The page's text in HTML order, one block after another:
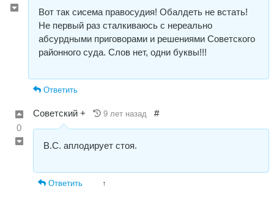
Вот так сисема правосудия! Обалдеть не встать!
Не первый раз сталкиваюсь с нереально
абсурдными приговорами и решениями Советского
районного суда. Слов нет, одни буквы!!!
Ответить
0
Советский + 9 лет назад #
В.С. аплодирует стоя.
Ответить ↑